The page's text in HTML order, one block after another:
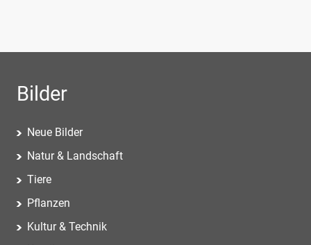
Bilder
Neue Bilder
Natur & Landschaft
Tiere
Pflanzen
Kultur & Technik